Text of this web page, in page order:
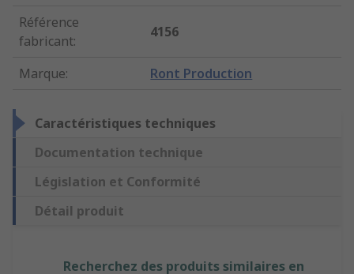
Référence
fabricant:
4156
Marque: Ront Production
Caractéristiques techniques
Documentation technique
Législation et Conformité
Détail produit
Recherchez des produits similaires en